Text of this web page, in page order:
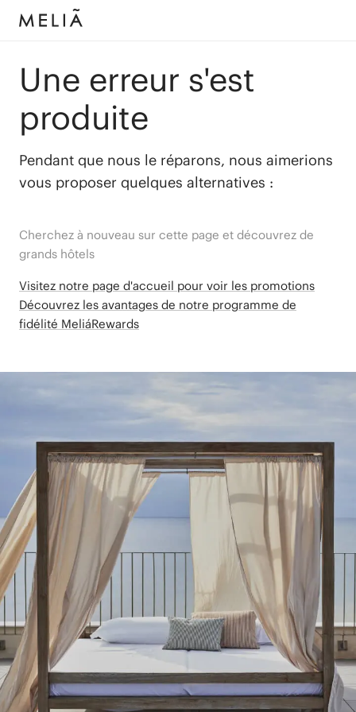
Une erreur s'est
produite
Pendant que nous le réparons, nous aimerions
vous proposer quelques alternatives :
Cherchez à nouveau sur cette page et découvrez de
grands hôtels
Visitez notre page d'accueil pour voir les promotions
Découvrez les avantages de notre programme de
fidélité MeliáRewards